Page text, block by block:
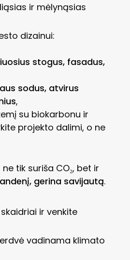
ir mėlynąsias
dizainui:
stogus, fasadus,
sodus, atvirus
,
su biokarbonu ir
projekto dalimi, o ne
tik suriša CO₂, bet ir
gerina savijautą.
ir venkite
vadinama klimato